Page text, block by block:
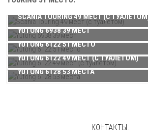
АВТОБУС SCANIA TOURING 51 МЕСТО
Большая картинка автобуса
АВТОБУС SCANIA TOURING 51 МЕСТО
Большая картинка автобуса Scania
Большая картинка автобуса
SCANIA TOURING 49 МЕСТ (С
YUTONG 6938 39 МЕСТ
YUTONG 6122 51 МЕСТО
YUTONG 6122 49 МЕСТ (С ТУАЛЕТОМ)
YUTONG 6128 53 МЕСТА
КОНТАКТЫ: